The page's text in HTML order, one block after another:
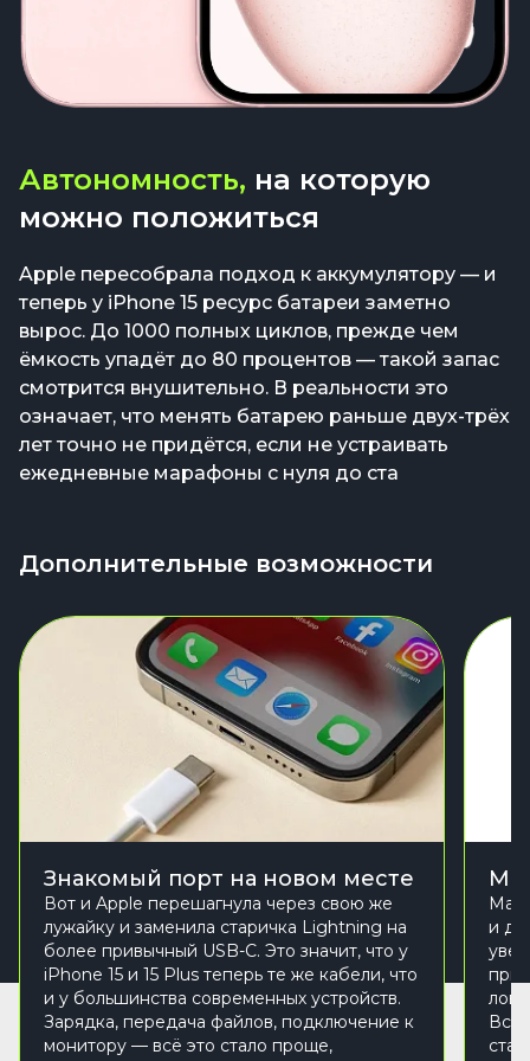
Автономность, на которую
можно положиться
Apple пересобрала подход к аккумулятору — и
теперь у iPhone 15 ресурс батареи заметно
вырос. До 1000 полных циклов, прежде чем
ёмкость упадёт до 80 процентов — такой запас
смотрится внушительно. В реальности это
означает, что менять батарею раньше двух-трёх
лет точно не придётся, если не устраивать
ежедневные марафоны с нуля до ста
Дополнительные возможности
Знакомый порт на новом месте
Вот и Apple перешагнула через свою же
лужайку и заменила старичка Lightning на
более привычный USB-C. Это значит, что у
iPhone 15 и 15 Plus теперь те же кабели, что
и у большинства современных устройств.
Зарядка, передача файлов, подключение к
монитору — всё это стало проще,
и
Всё